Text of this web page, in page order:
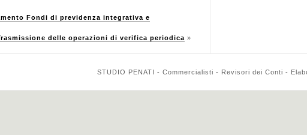
Fondi di previdenza integrativa e
delle operazioni di verifica periodica »
STUDIO PENATI - Commercialisti - Revisori dei Conti -